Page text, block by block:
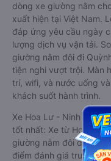
dòng xe giường nằm
xuất hiện tại Việt Nam.
đáp ứng yêu cầu ngày
lượng dịch vụ vận tải.
giường nằm đôi đi
tiện nghi vượt trội. Màn
trí, wifi, và nước uống
khách suốt hành trình.
Xe Hoa Lư - Ninh Bình
tốt nhất: Xe từ Hoa Lư -
giường nằm đôi được
điểm đánh giá trung